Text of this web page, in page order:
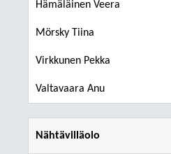
Hämäläinen Veera
Mörsky Tiina
Virkkunen Pekka
Valtavaara Anu
Nähtävilläolo